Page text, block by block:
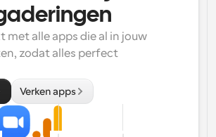
met alle apps die al in jouw
zodat alles perfect
Verken apps